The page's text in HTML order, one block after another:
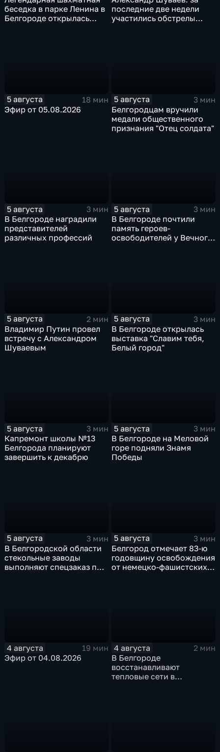
беседка в парке Ленина в
Белгороде открылась
последние две недели
участились обстрелы
5 августа
18 мин
Эфир от 05.08.2026
5 августа
3 мин
Белгородцам вручили
медали общественного
признания "Отец солдата"
5 августа
3 мин
В Белгороде наградили
представителей
различных профессий
5 августа
3 мин
В Белгороде почтили
память героев-
освободителей у Вечного
5 августа
2 мин
Владимир Путин провел
встречу с Александром
Шуваевым
5 августа
3 мин
В Белгороде открылась
выставка "Славим тебя,
Белый город"
5 августа
3 мин
Капремонт школы №13
Белгорода планируют
завершить к декабрю
5 августа
3 мин
В Белгороде на Меловой
горе подняли Знамя
Победы
5 августа
3 мин
В Белгородской области
стекольные заводы
выполняют спецзаказ по
5 августа
3 мин
Белгород отмечает 83-ю
годовщину освобождения
от немецко-фашистских
4 августа
19 мин
Эфир от 04.08.2026
4 августа
2 мин
В Белгороде
восстанавливают
тепловые сети в